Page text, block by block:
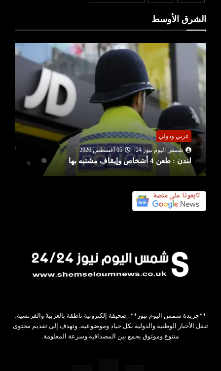
الشرق الأوسط
عربي ودولي
شمس اليوم نيوز 24
05 أغسطس 2026
لندن : طعن 4 أشخاص وإيقاف مشتبه بها
**جريدة شمس اليوم نيوز**: صحيفة إلكترونية ناطقة بالعربية والفرنسية،
تنقل الأخبار الوطنية والدولية بكل حياد وموضوعية، وتهدف إلى تقديم محتوى
متنوع وموثوق يجمع بين المصداقية وسرعة المعلومة.